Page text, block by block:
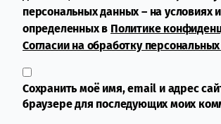
персональных данных – на условиях
определенных в Политике
Согласии на обработку
Сохранить моё имя, email и адрес
браузере для последующих моих